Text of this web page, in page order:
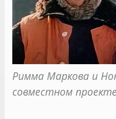
Римма Маркова и
совместном проекте